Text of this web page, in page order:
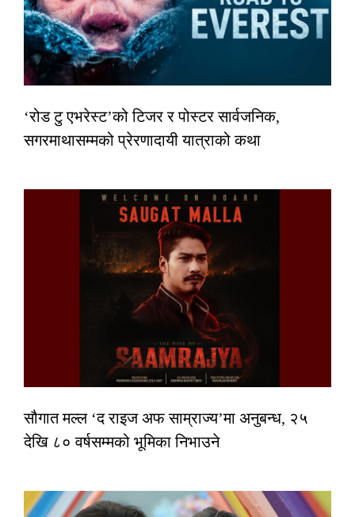
‘रोड टु एभरेस्ट’को टिजर र पोस्टर सार्वजनिक,
सगरमाथासम्मको प्रेरणादायी यात्राको कथा
सौगात मल्ल ‘द राइज अफ साम्राज्य’मा अनुबन्ध, २५
देखि ८० वर्षसम्मको भूमिका निभाउने